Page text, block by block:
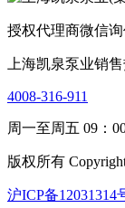
授权代理商微信询
上海凯泉泵业销
4008-316-911
周一至周五 09：
版权所有
沪ICP备12031314